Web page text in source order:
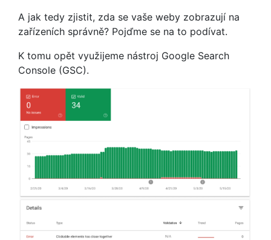
A jak tedy zjistit, zda se vaše weby zobrazují na
zařízeních správně? Pojďme se na to podívat.
K tomu opět využijeme nástroj Google Search
Console (GSC).